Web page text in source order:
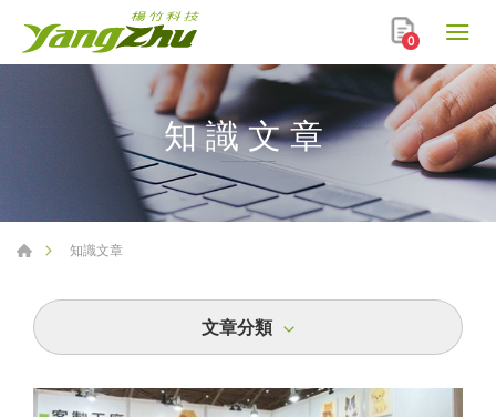
0
知識文章
知識文章
文章分類